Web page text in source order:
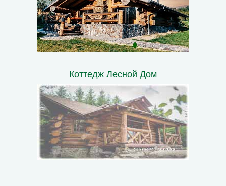
Коттедж Лесной Дом